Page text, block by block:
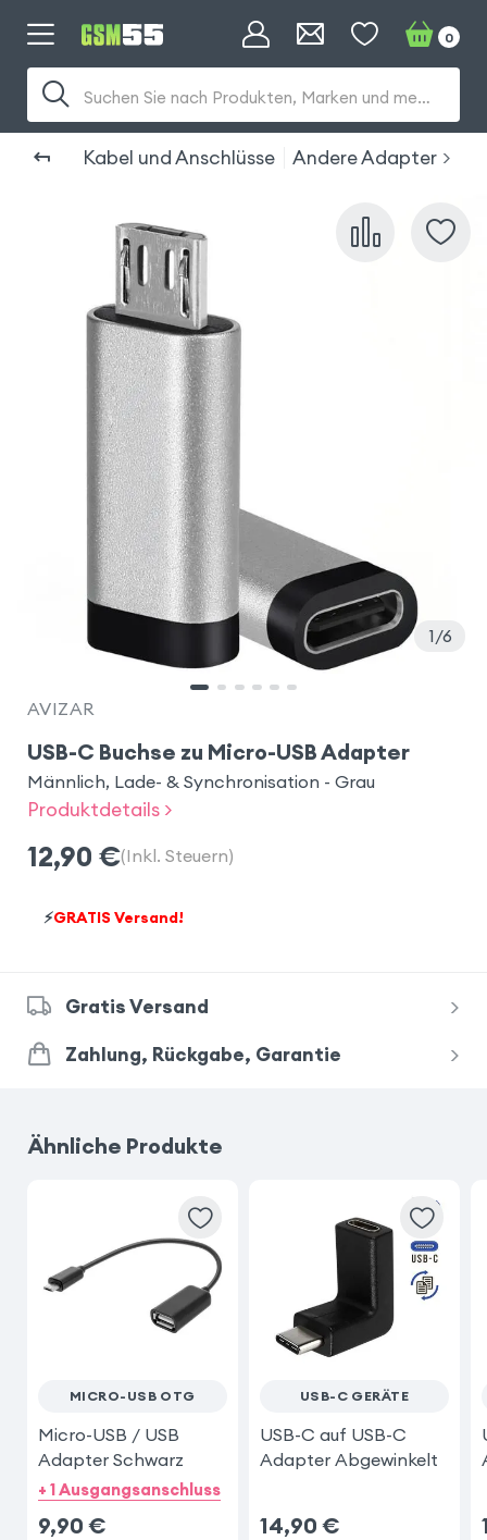
Suchen Sie nach Produkten, Marken und mehr...
0
Kabel und Anschlüsse Andere Adapter
1 6
AVIZAR
USB-C Buchse zu Micro-USB Adapter
Männlich, Lade- & Synchronisation - Grau
Produktdetails >
12,90 €(Inkl. Steuern)
⚡GRATIS Versand!
Gratis Versand
Zahlung, Rückgabe, Garantie
Ähnliche Produkte
MICRO-USB OTG
Micro-USB / USB
Adapter Schwarz
+ 1 Ausgangsanschluss
9,90 €
USB-C GERÄTE
USB-C auf USB-C
Adapter Abgewinkelt
14,90 €